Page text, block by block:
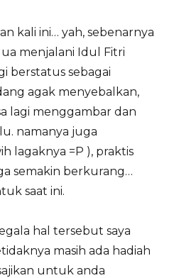
kali ini… yah, sebenarnya
menjalani Idul Fitri
berstatus sebagai
agak menyebalkan,
lagi menggambar dan
namanya juga
lagaknya =P ), praktis
semakin berkurang…
saat ini.
hal tersebut saya
masih ada hadiah
untuk anda